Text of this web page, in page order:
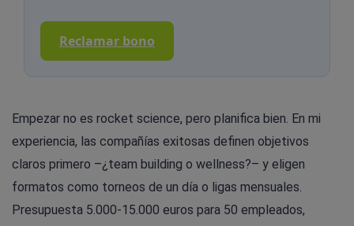
Reclamar bono
Empezar no es rocket science, pero planifica bien. En mi
experiencia, las compañías exitosas definen objetivos
claros primero –¿team building o wellness?– y eligen
formatos como torneos de un día o ligas mensuales.
Presupuesta 5.000-15.000 euros para 50 empleados,